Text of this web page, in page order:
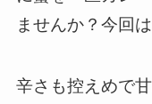
ませんか？今回
辛さも控えめで